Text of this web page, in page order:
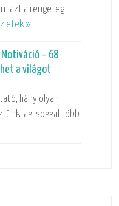
azt a rengeteg
»
– 68
a világot
hány olyan
aki sokkal több